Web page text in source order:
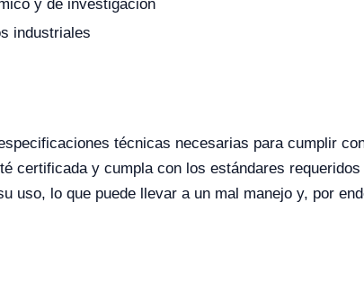
y de investigación
industriales
técnicas necesarias para cumplir
certificada y cumpla con los estándares requeridos
uso, lo que puede llevar a un mal manejo y, por